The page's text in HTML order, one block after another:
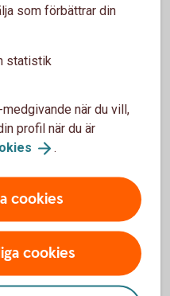
Företag skapar du
samtidigt som
skogskonto?
som förbättrar din
statistik
när du vill,
profil när du är
.
cookies
cookies